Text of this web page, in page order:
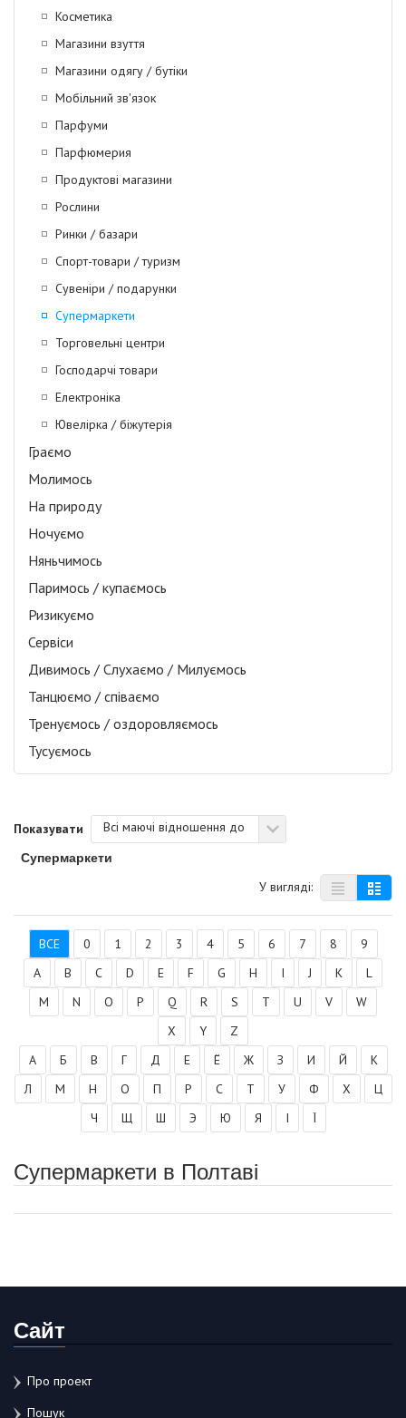
Косметика
Магазини взуття
Магазини одягу / бутіки
Мобільний зв'язок
Парфуми
Парфюмерия
Продуктові магазини
Рослини
Ринки / базари
Спорт-товари / туризм
Сувеніри / подарунки
Супермаркети
Торговельні центри
Господарчі товари
Електроніка
Ювелірка / біжутерія
Граємо
Молимось
На природу
Ночуємо
Няньчимось
Паримось / купаємось
Ризикуємо
Сервіси
Дивимось / Слухаємо / Милуємось
Танцюємо / співаємо
Тренуємось / оздоровляємось
Тусуємось
Показувати Всі маючі відношення до
Супермаркети
У вигляді:
ВСЕ 0 1 2 3 4 5 6 7 8
9
A
B C D E F G H I J K
L
M
N O P Q R S T U V
W
X
Y
Z
А
Б В Г Д Е Ё Ж З И Й
К
Л
М Н О П Р С Т У Ф Х
Ц
Ч
Щ Ш Э Ю Я І Ї
Супермаркети в Полтаві
Сайт
Про проект
Пошук